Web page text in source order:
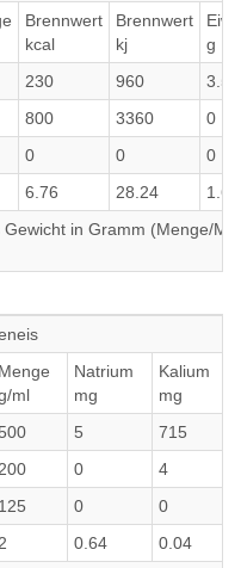
Brennwert
kcal
Brennwert
kj
g
230 960
3.5
800 3360
0
0 0
0
6.76 28.24
in Gramm (Menge/
Menge
ml
Natrium
mg
Kalium
mg
5 715
200 0 4
125 0 0
2 0.64 0.04